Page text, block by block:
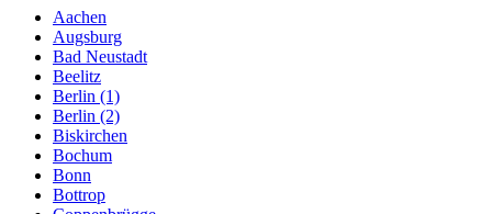
Aachen
Augsburg
Bad Neustadt
Beelitz
Berlin (1)
Berlin (2)
Biskirchen
Bochum
Bonn
Bottrop